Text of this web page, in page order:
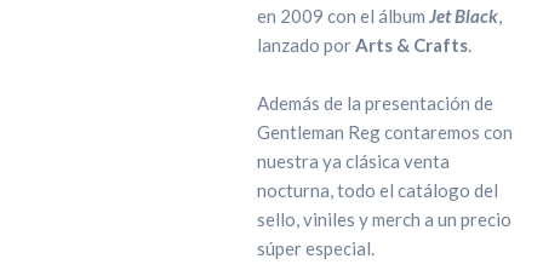
en 2009 con el álbum Jet Black,
lanzado porArts & Crafts.
Además de la presentación de
Gentleman Reg contaremos con
nuestra ya clásica venta
nocturna, todo el catálogo del
sello, viniles y merch a un precio
súper especial.